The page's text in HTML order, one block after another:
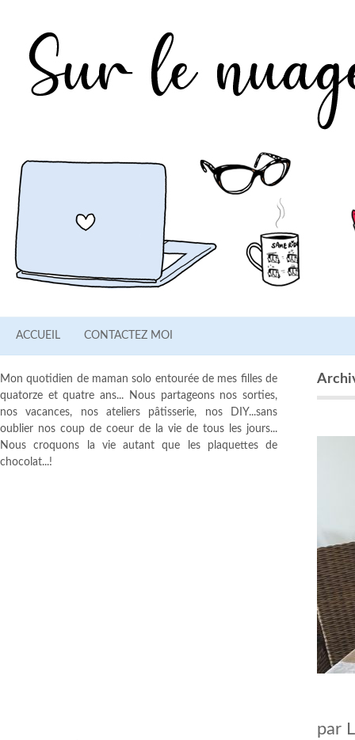
ACCUEIL CONTACTEZ MOI
par
Mon quotidien de maman solo entourée de mes filles de
quatorze et quatre ans... Nous partageons nos sorties,
nos vacances, nos ateliers pâtisserie, nos DIY...sans
oublier nos coup de coeur de la vie de tous les jours...
Nous croquons la vie autant que les plaquettes de
chocolat...!